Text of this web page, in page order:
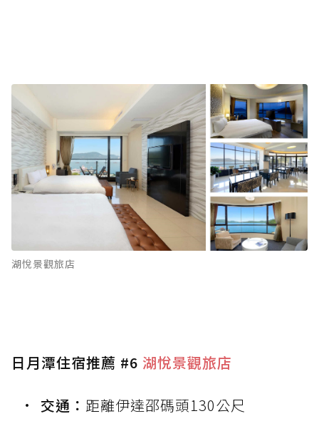
湖悅景觀旅店
日月潭住宿推薦 #6 湖悅景觀旅店
交通： 距離伊達邵碼頭130公尺